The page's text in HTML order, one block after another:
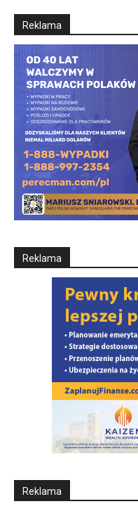
Reklama
Reklama
Reklama